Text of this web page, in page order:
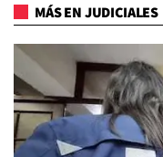
MÁS EN JUDICIALES